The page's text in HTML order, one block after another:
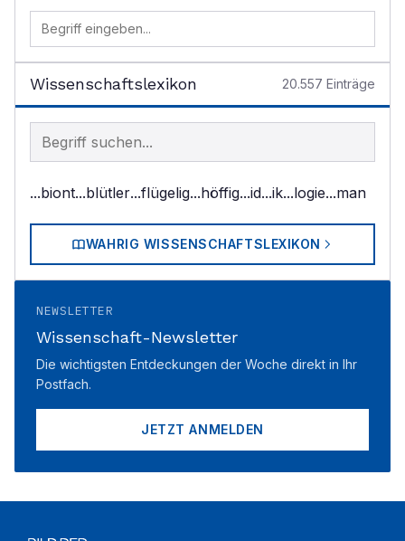
Wissenschaftslexikon 20.557 Einträge
Begriff im Lexikon suchen
...biont...blütler...flügelig...höffig...id...ik...logie...man
WAHRIG WISSENSCHAFTSLEXIKON
NEWSLETTER
Wissenschaft-Newsletter
Die wichtigsten Entdeckungen der Woche direkt in Ihr
Postfach.
JETZT ANMELDEN